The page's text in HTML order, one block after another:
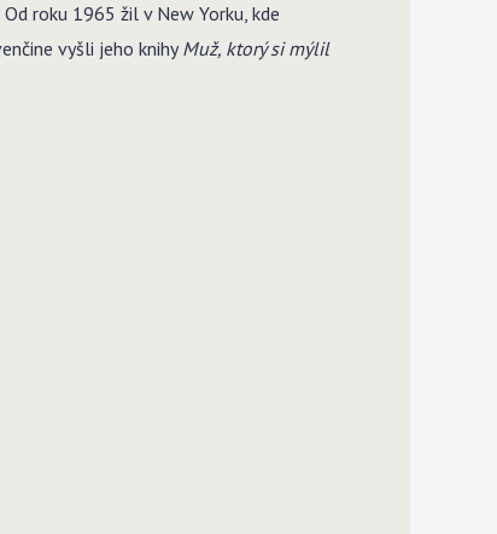
roku 1965 žil v New Yorku, kde
vyšli jeho knihyMuž, ktorý si mýlil